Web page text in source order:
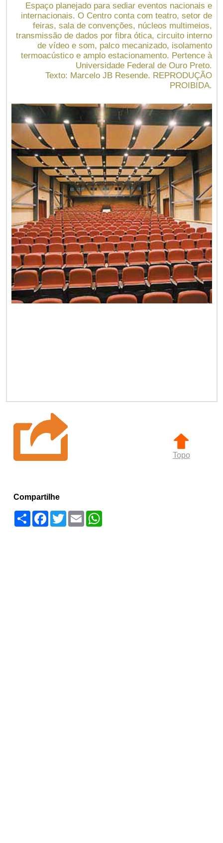
Espaço planejado para sediar eventos nacionais e
internacionais. O Centro conta com teatro, setor de
feiras, sala de convenções, núcleos multimeios,
transmissão de dados por fibra ótica, circuito interno
de vídeo e som, palco mecanizado, isolamento
termoacústico e amplo estacionamento. Pertence à
Universidade Federal de Ouro Preto.
Texto: Marcelo JB Resende. REPRODUÇÃO
PROIBIDA.
Topo
Compartilhe
Compartilhar
Facebook
TwitterEmailWhatsApp